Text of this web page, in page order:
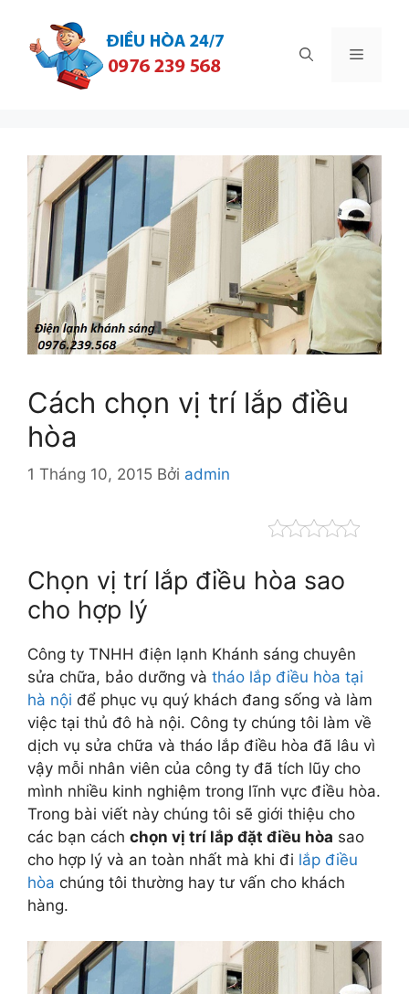
Menu
Cách chọn vị trí lắp điều
hòa
1 Tháng 10, 2015 Bởi admin
Chọn vị trí lắp điều hòa sao
cho hợp lý
Công ty TNHH điện lạnh Khánh sáng chuyên
sửa chữa, bảo dưỡng và tháo lắp điều hòa tại
hà nội để phục vụ quý khách đang sống và làm
việc tại thủ đô hà nội. Công ty chúng tôi làm về
dịch vụ sửa chữa và tháo lắp điều hòa đã lâu vì
vậy mỗi nhân viên của công ty đã tích lũy cho
mình nhiều kinh nghiệm trong lĩnh vực điều hòa.
Trong bài viết này chúng tôi sẽ giới thiệu cho
các bạn cách chọn vị trí lắp đặt điều hòa sao
cho hợp lý và an toàn nhất mà khi đi lắp điều
hòa chúng tôi thường hay tư vấn cho khách
hàng.